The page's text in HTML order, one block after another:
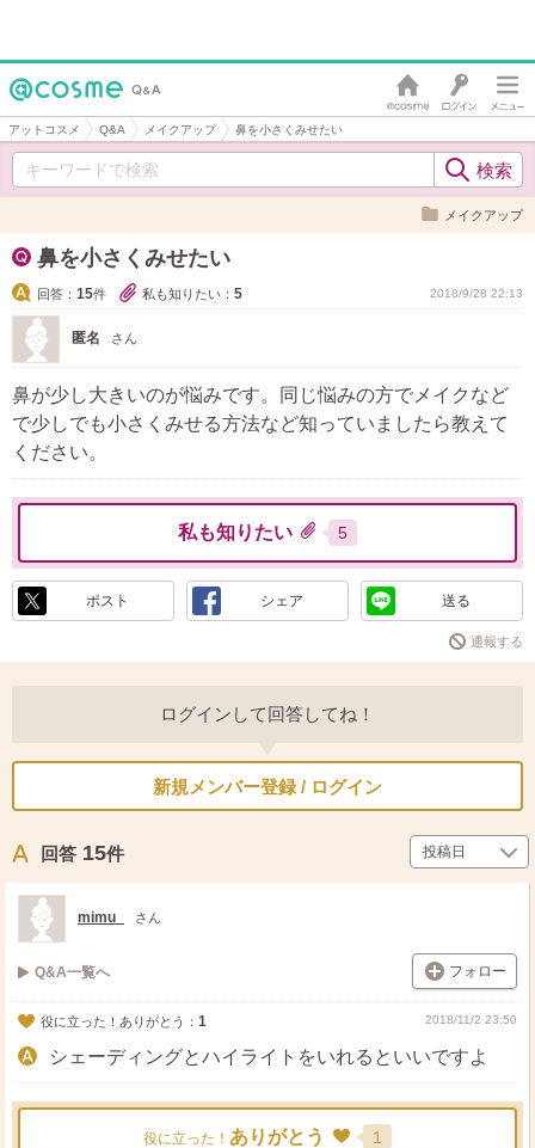
アットコスメ Q&A メイクアップ 鼻を小さくみせたい
メイクアップ
鼻を小さくみせたい
回答： 15件 私も知りたい： 5 2018/9/28 22:13
匿名 さん
鼻が少し大きいのが悩みです。同じ悩みの方でメイクなど
で少しでも小さくみせる方法など知っていましたら教えて
ください。
私も知りたい 5
ポスト シェア 送る
通報する
ログインして回答してね！
新規メンバー登録 / ログイン
回答 15件
mimu_ さん
Q&A一覧へ フォロー
役に立った！ありがとう： 1 2018/11/2 23:50
シェーディングとハイライトをいれるといいですよ
役に立った！ ありがとう 1